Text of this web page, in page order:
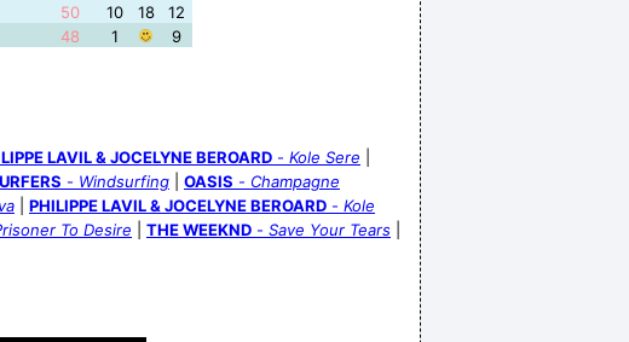
50 10 18 12
48 1 9
LAVIL & JOCELYNE BEROARD - Kole Sere
- Windsurfing OASIS - Champagne
PHILIPPE LAVIL & JOCELYNE BEROARD - Kole
To Desire THE WEEKND - Save Your Tears